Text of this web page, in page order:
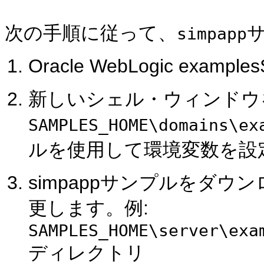
次の手順に従って、 simpapp
Oracle WebLogic
新しいシェル・ウィンド
ルを使用して環境変数を
simpappサンプルをダウ
更します。例:
ディレクトリ